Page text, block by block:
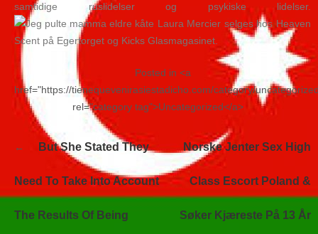
samtidige ruslidelser og psykiske lidelser.
Laura Mercier selges hos Heaven
Scent på Egertorget og Kicks Glasmagasinet.
Posted in <a
href="https://tienequevenirasiestadicho.com/category/
rel="category tag">Uncategorized</a>
Navegación
de
But She Stated They
Need To Take Into Account
The Results Of Being
Norske Jenter Sex High
Class Escort Poland &
Søker Kjæreste På 13 År